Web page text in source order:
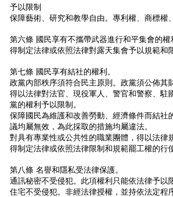
予以限制
保障藝術、研究和教學自由。專利權、商標權
第六條 國民享有不攜帶武器進行和平集會的
得制定法律或依照法律對露天集會予以規範和
第七條 國民享有結社的權利。
政黨內部秩序須符合民主原則。政黨須公佈其
得以法律對法官、現役軍人、警官和警察、駐
黨的權利予以限制。
保障國民為維護和改善勞動、經濟條件而結社
議均屬無效，為此採取的措施均屬違法。
對具有專業性或公共性的職業團體，得以法律
得制定法律或依照法律限制和規範罷工權的行
第八條 名譽和隱私受法律保護。
通訊秘密不受侵犯。此項權利只能依法律予以
住宅不受侵犯。非經法律授權，並持依法定程